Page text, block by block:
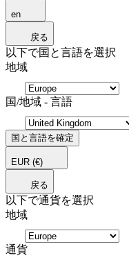
en
戻る
以下で国と言語を選択
地域
国/地域 - 言語
国と言語を確定
EUR (€)
戻る
以下で通貨を選択
地域
通貨